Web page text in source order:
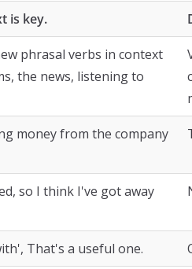
is key.
phrasal verbs in context
the news, listening to
money from the company
so I think I've got away
That's a useful one.